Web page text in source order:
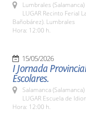
Lumbrales (Salamanca)
LUGAR Recinto Ferial
Bañobárez). Lumbrales
Hora: 12:00 h.
15/05/2026
I Jornada
Escolares.
Salamanca (Salamanca)
LUGAR Escuela de
Hora: 12:00 h.